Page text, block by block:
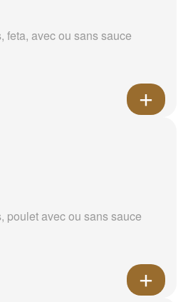
feta, avec ou sans sauce
poulet avec ou sans sauce